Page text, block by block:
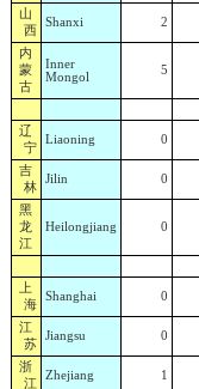
山
西
Shanxi 2
内
蒙
古
Inner
Mongol
5
辽
宁
Liaoning 0
吉
林
Jilin 0
黑
龙
江
Heilongjiang 0
上
海
Shanghai 0
江
苏
Jiangsu 0
浙
江
Zhejiang 1